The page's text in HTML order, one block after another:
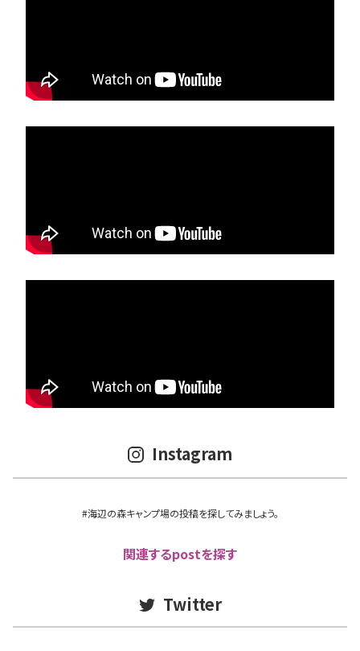
Instagram
#海辺の森キャンプ場の投稿を探してみましょう。
関連するpostを探す
Twitter